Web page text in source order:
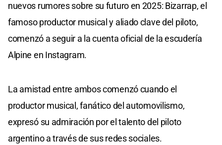
nuevos rumores sobre su futuro en 2025: Bizarrap, el
famoso productor musical y aliado clave del piloto,
comenzó a seguir a la cuenta oficial de la escudería
Alpine en Instagram.
La amistad entre ambos comenzó cuando el
productor musical, fanático del automovilismo,
expresó su admiración por el talento del piloto
argentino a través de sus redes sociales.